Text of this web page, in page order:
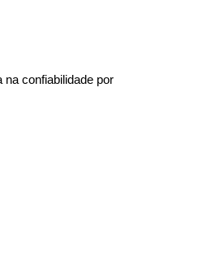
na confiabilidade por